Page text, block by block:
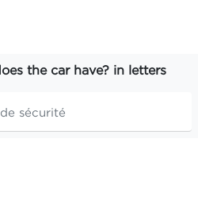
the car have? in letters